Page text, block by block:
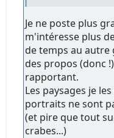
Je ne poste plus
m'intéresse plus
de temps au
des propos (donc
rapportant.
Les paysages je
portraits ne sont
(et pire que tout
crabes...)